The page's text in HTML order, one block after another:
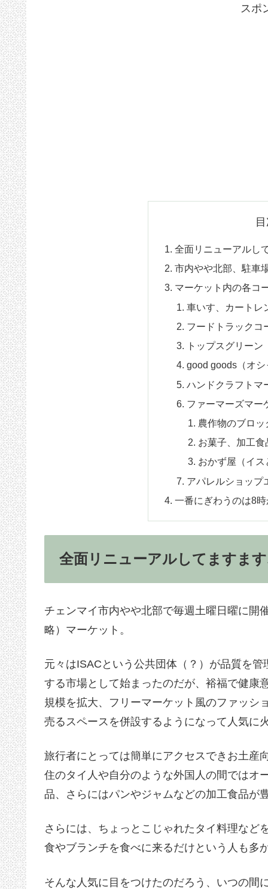
スポ
全面リニューアルし
市内やや北部、駐車
マーケット内の各コ
車いす、カートレ
フードトラックコ
トップスグリー
good goods（オ
ハンドクラフトマ
ファーマーズマー
農作物のブロッ
お菓子、加工
おかず屋（イ
アパレルショップ
一番にぎわうのは8
全面リニューアルしてますま
チェンマイ市内やや北部で毎週土曜日曜に開
略）マーケット。
元々はISACという公共団体（？）が品質を
する市場として始まったのだが、裕福で健康
規模を拡大、フリーマーケット風のファッシ
売るスペースを併設するようになって人気に
旅行者にとっては簡単にアクセスできお土産
住のタイ人や自分のような外国人の間ではオ
品、さらにはパンやジャムなどの加工食品が
さらには、ちょっとこじゃれたタイ料理など
食やブランチを食べに来るだけという人も多
そんな人気に目をつけたのだろう、いつの間